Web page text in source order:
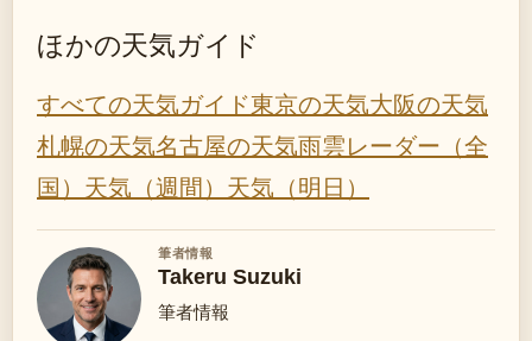
ほかの天気ガイド
すべての天気ガイド東京の天気大阪の天気
札幌の天気名古屋の天気雨雲レーダー（全
国） 天気（週間） 天気（明日）
筆者情報
Takeru Suzuki
筆者情報